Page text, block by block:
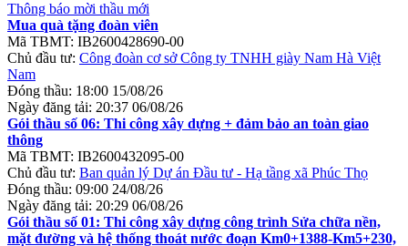
Thông báo mời thầu mới
Mua quà tặng đoàn viên
Mã TBMT: IB2600428690-00
Chủ đầu tư: Công đoàn cơ sở Công ty TNHH giày Nam Hà Việt
Nam
Đóng thầu: 18:00 15/08/26
Ngày đăng tải: 20:37 06/08/26
Gói thầu số 06: Thi công xây dựng + đảm bảo an toàn giao
thông
Mã TBMT: IB2600432095-00
Chủ đầu tư: Ban quản lý Dự án Đầu tư - Hạ tầng xã Phúc Thọ
Đóng thầu: 09:00 24/08/26
Ngày đăng tải: 20:29 06/08/26
Gói thầu số 01: Thi công xây dựng công trình Sửa chữa nền,
mặt đường và hệ thống thoát nước đoạn Km0+1388-Km5+230,